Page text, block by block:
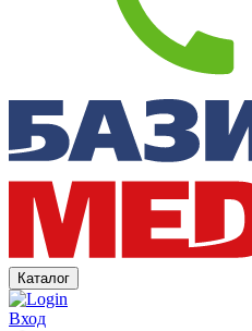
Каталог
Вход